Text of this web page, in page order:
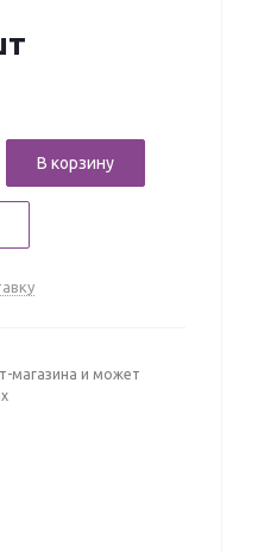
В корзину
магазина и может